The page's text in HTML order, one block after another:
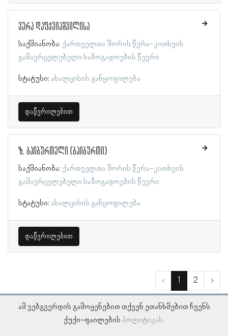
ვერა დაფქვიაშვილისა
საქმიანობა: ქართველთა შორის წერა-კითხვის
გამავრცელებელი საზოგადოების წევრი
სტატუსი: ახალციხის განყოფილება
დაწვრილებით
ზ. ბაიბურთელი (ბაიბურთი)
საქმიანობა: ქართველთა შორის წერა-კითხვის
გამავრცელებელი საზოგადოების წევრი
სტატუსი: ახალციხის განყოფილება
დაწვრილებით
‹ 1 2 ›
ამ ვებგვერდის გამოყენებით თქვენ ეთანხმებით ჩვენს
ქუქი-ფაილების პოლიტიკას.